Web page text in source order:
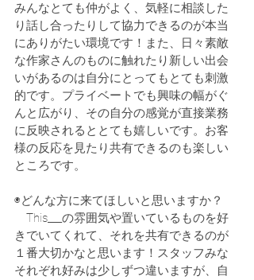
みんなとても仲がよく、気軽に相談した
り話し合ったりして協力できるのが本当
にありがたい環境です！また、日々素敵
な作家さんのものに触れたり新しい出会
いがあるのは自分にとってもとても刺激
的です。プライベートでも興味の幅がぐ
んと広がり、その自分の感覚が直接業務
に反映されるととても嬉しいです。お客
様の反応を見たり共有できるのも楽しい
ところです。
◉どんな方に来てほしいと思いますか？
This___の雰囲気や置いているものを好
きでいてくれて、それを共有できるのが
１番大切かなと思います！スタッフみな
それぞれ好みは少しずつ違いますが、自